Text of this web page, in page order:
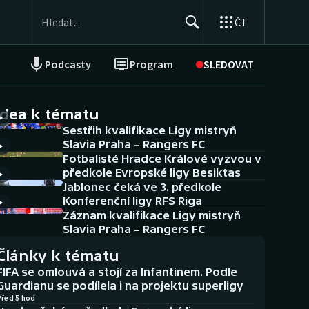
ČT
Podcasty Program SLEDOVAT
NEPŘEHLÉDNĚTE
Historické návraty
Aplikace ČT sport
AZ kvíz
k tématu
Sestřih kvalifikace Ligy mistryň
Slavia Praha – Rangers FC
Fotbalisté Hradce Králové vyzvou v
předkole Evropské ligy Besiktas
Jablonec čeká ve 3. předkole
Konferenční ligy RFS Riga
Záznam kvalifikace Ligy mistryň
Slavia Praha – Rangers FC
k tématu
se omlouvá a stojí za Infantinem. Podle
se podílela i na projektu superligy
5 hod